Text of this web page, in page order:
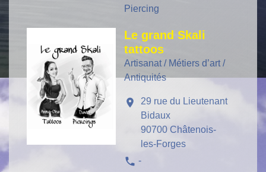
Piercing
Le grand Skali
tattoos
Artisanat / Métiers d’art /
Antiquités
location_on
29 rue du Lieutenant
Bidaux
90700 Châtenois-
les-Forges
phone -